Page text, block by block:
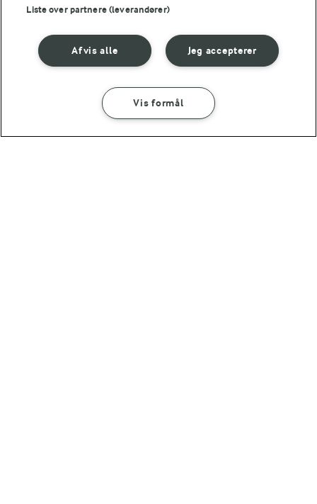
SÅDAN GØR DU INGREDIENSER
Liste over partnere (leverandører)
Jeg accepterer
Afvis alle
Vis formål